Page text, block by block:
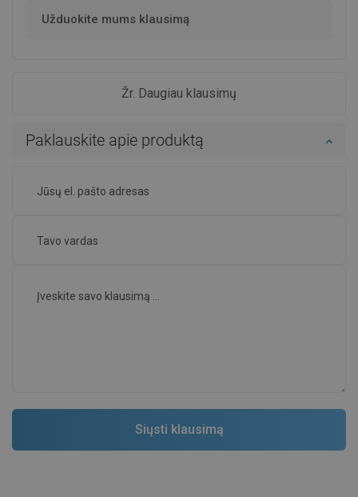
Užduokite mums klausimą
Žr. Daugiau klausimų
Paklauskite apie produktą